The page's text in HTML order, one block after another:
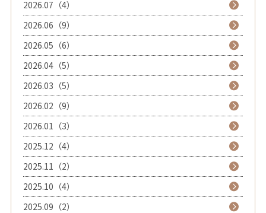
2026.07（4）
2026.06（9）
2026.05（6）
2026.04（5）
2026.03（5）
2026.02（9）
2026.01（3）
2025.12（4）
2025.11（2）
2025.10（4）
2025.09（2）